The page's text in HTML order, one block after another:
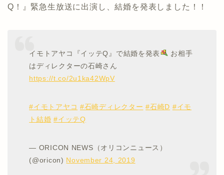
Q！』緊急生放送に出演し、結婚を発表しました！！
イモトアヤコ『イッテQ』で結婚を発表
お相手
はディレクターの石崎さん
https://t.co/2u1ka42WpV
#イモトアヤコ #石崎ディレクター #石崎D #イモ
ト結婚 #イッテQ
— ORICON NEWS（オリコンニュース）
(@oricon) November 24, 2019